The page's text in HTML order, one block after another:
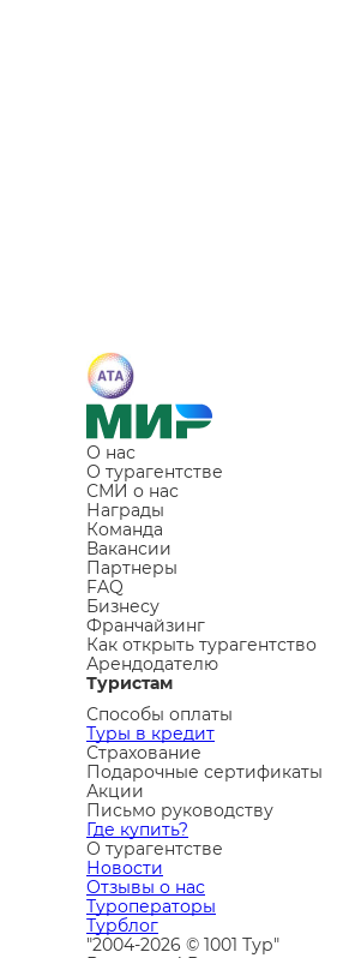
О нас
О турагентстве
СМИ о нас
Награды
Команда
Вакансии
Партнеры
FAQ
Бизнесу
Франчайзинг
Как открыть турагентство
Арендодателю
Туристам
Способы оплаты
Туры в кредит
Страхование
Подарочные сертификаты
Акции
Письмо руководству
Где купить?
О турагентстве
Новости
Отзывы о нас
Туроператоры
Турблог
"2004-2026 © 1001 Тур"